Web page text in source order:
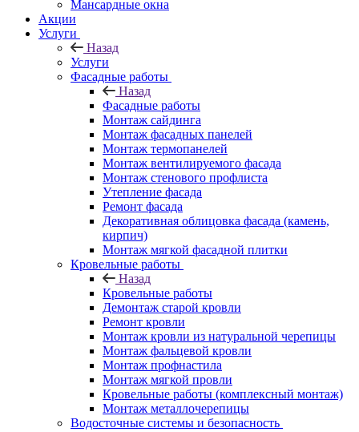
Мансардные окна
Акции
Услуги
Назад
Услуги
Фасадные работы
Назад
Фасадные работы
Монтаж сайдинга
Монтаж фасадных панелей
Монтаж термопанелей
Монтаж вентилируемого фасада
Монтаж стенового профлиста
Утепление фасада
Ремонт фасада
Декоративная облицовка фасада (камень,
кирпич)
Монтаж мягкой фасадной плитки
Кровельные работы
Назад
Кровельные работы
Демонтаж старой кровли
Ремонт кровли
Монтаж кровли из натуральной черепицы
Монтаж фальцевой кровли
Монтаж профнастила
Монтаж мягкой провли
Кровельные работы (комплексный монтаж)
Монтаж металлочерепицы
Водосточные системы и безопасность